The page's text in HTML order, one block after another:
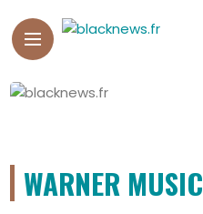
WARNER MUSIC